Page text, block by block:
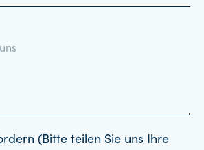
(Bitte teilen Sie uns Ihre